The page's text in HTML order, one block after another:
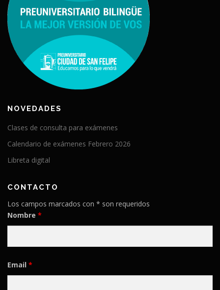
NOVEDADES
Clases de consulta para exámenes
Calendario de exámenes Febrero 2026
Libreta digital
CONTACTO
Los campos marcados con * son requeridos
Nombre *
Email *